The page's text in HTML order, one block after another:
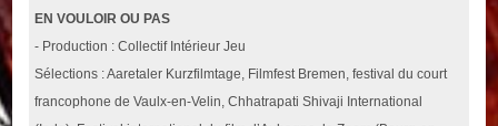
EN VOULOIR OU PAS
- Production : Collectif Intérieur Jeu
Sélections : Aaretaler Kurzfilmtage, Filmfest Bremen, festival du court
francophone de Vaulx-en-Velin, Chhatrapati Shivaji International